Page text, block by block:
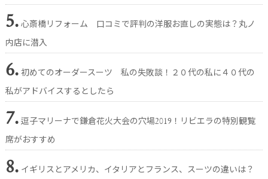
5. 心斎橋リフォーム 口コミで評判の洋服お直しの実態は？丸ノ
内店に潜入
6. 初めてのオーダースーツ 私の失敗談！２０代の私に４０代の
私がアドバイスするとしたら
7. 逗子マリーナで鎌倉花火大会の穴場2019！リビエラの特別観覧
席がおすすめ
8. イギリスとアメリカ、イタリアとフランス、スーツの違いは？